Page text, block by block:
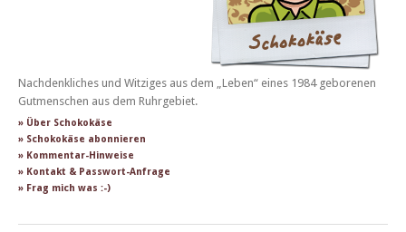
Nachdenkliches und Witziges aus dem „Leben“ eines 1984 geborenen
Gutmenschen aus dem Ruhrgebiet.
» Über Schokokäse
» Schokokäse abonnieren
» Kommentar-Hinweise
» Kontakt & Passwort-Anfrage
» Frag mich was :-)